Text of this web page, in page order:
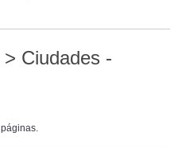
> Ciudades -
páginas.